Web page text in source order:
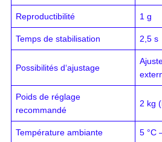
Reproductibilité 1 g
Temps de stabilisation 2,5 s
Possibilités d‘ajustage
Poids de réglage
recommandé
2 kg
Température ambiante
5 °C